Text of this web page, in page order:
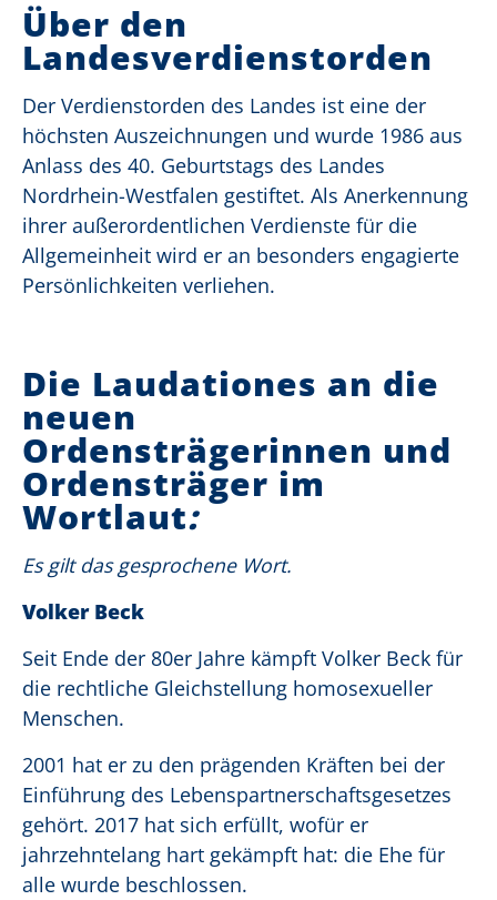
Über den
Landesverdienstorden
Der Verdienstorden des Landes ist eine der
höchsten Auszeichnungen und wurde 1986 aus
Anlass des 40. Geburtstags des Landes
Nordrhein-Westfalen gestiftet. Als Anerkennung
ihrer außerordentlichen Verdienste für die
Allgemeinheit wird er an besonders engagierte
Persönlichkeiten verliehen.
Die Laudationes an die
neuen
Ordensträgerinnen und
Ordensträger im
Wortlaut:
Es gilt das gesprochene Wort.
Volker Beck
Seit Ende der 80er Jahre kämpft Volker Beck für
die rechtliche Gleichstellung homosexueller
Menschen.
2001 hat er zu den prägenden Kräften bei der
Einführung des Lebenspartnerschaftsgesetzes
gehört. 2017 hat sich erfüllt, wofür er
jahrzehntelang hart gekämpft hat: die Ehe für
alle wurde beschlossen.